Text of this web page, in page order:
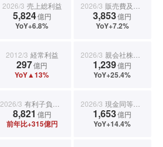
2026/3 売上総利益
5,824億円
YoY+6.8%
2026/3 販売費及び一般管理費
3,853億円
YoY+7.2%
2012/3 経常利益
297億円
YoY▲13%
2026/3 親会社株主に帰属する当期純利益
1,239億円
YoY+25.4%
2026/3 有利子負債合計
8,821 億円
前年比+315億円
2026/3 現金同等物期末残高
1,653億円
YoY+14.4%